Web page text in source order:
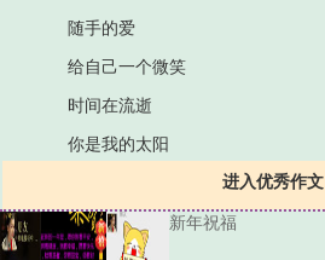
进入优秀作文
随手的爱
给自己一个微笑
时间在流逝
你是我的太阳
新年祝福